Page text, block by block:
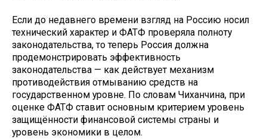
Если до недавнего времени взгляд на Россию носил
технический характер и ФАТФ проверяла полноту
законодательства, то теперь Россия должна
продемонстрировать эффективность
законодательства — как действует механизм
противодействия отмыванию средств на
государственном уровне. По словам Чиханчина, при
оценке ФАТФ ставит основным критерием уровень
защищённости финансовой системы страны и
уровень экономики в целом.